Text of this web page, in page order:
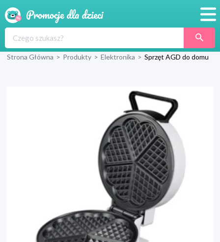
Produkty
Wyprawka
Strona Główna > Produkty > Elektronika > Sprzęt AGD do domu